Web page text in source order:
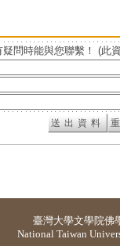
問時能與您聯繫！ (此
臺灣大學文學院佛
National Taiwan